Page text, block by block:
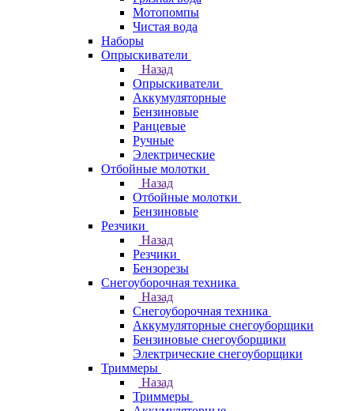
Мотопомпы
Чистая вода
Наборы
Опрыскиватели
Назад
Опрыскиватели
Аккумуляторные
Бензиновые
Ранцевые
Ручные
Электрические
Отбойные молотки
Назад
Отбойные молотки
Бензиновые
Резчики
Назад
Резчики
Бензорезы
Снегоуборочная техника
Назад
Снегоуборочная техника
Аккумуляторные снегоуборщики
Бензиновые снегоуборщики
Электрические снегоуборщики
Триммеры
Назад
Триммеры